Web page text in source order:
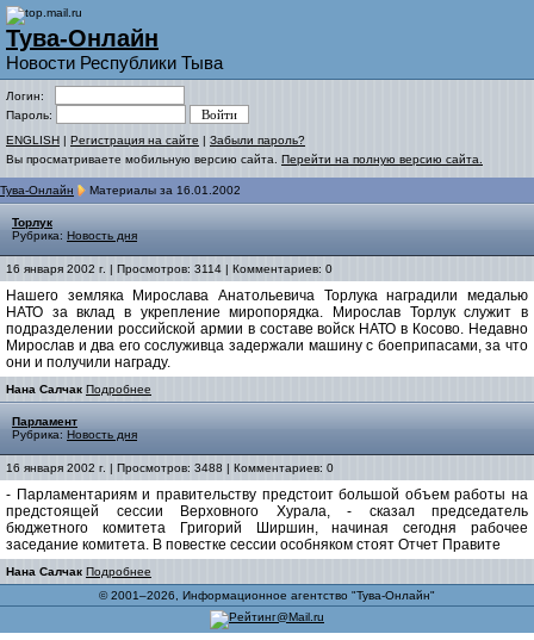
Тува-Онлайн
Новости Республики Тыва
Логин:
Пароль:
ENGLISH | Регистрация на сайте | Забыли пароль?
Вы просматриваете мобильную версию сайта. Перейти на полную версию сайта.
Тува-Онлайн Материалы за 16.01.2002
Торлук
Рубрика: Новость дня
16 января 2002 г. | Просмотров: 3114 | Комментариев: 0
Нашего земляка Мирослава Анатольевича Торлука наградили медалью
НАТО за вклад в укрепление миропорядка. Мирослав Торлук служит в
подразделении российской армии в составе войск НАТО в Косово. Недавно
Мирослав и два его сослуживца задержали машину с боеприпасами, за что
они и получили награду.
Нана Салчак Подробнее
Парламент
Рубрика: Новость дня
16 января 2002 г. | Просмотров: 3488 | Комментариев: 0
- Парламентариям и правительству предстоит большой объем работы на
предстоящей сессии Верховного Хурала, - сказал председатель
бюджетного комитета Григорий Ширшин, начиная сегодня рабочее
заседание комитета. В повестке сессии особняком стоят Отчет Правите
Нана Салчак Подробнее
© 2001–2026, Информационное агентство "Тува-Онлайн"